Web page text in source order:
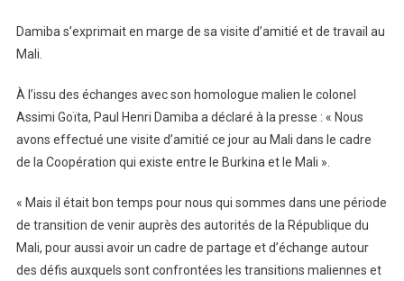
Damiba s’exprimait en marge de sa visite d’amitié et de travail au
Mali.
À l’issu des échanges avec son homologue malien le colonel
Assimi Goïta, Paul Henri Damiba a déclaré à la presse : « Nous
avons effectué une visite d’amitié ce jour au Mali dans le cadre
de la Coopération qui existe entre le Burkina et le Mali ».
« Mais il était bon temps pour nous qui sommes dans une période
de transition de venir auprès des autorités de la République du
Mali, pour aussi avoir un cadre de partage et d’échange autour
des défis auxquels sont confrontées les transitions maliennes et